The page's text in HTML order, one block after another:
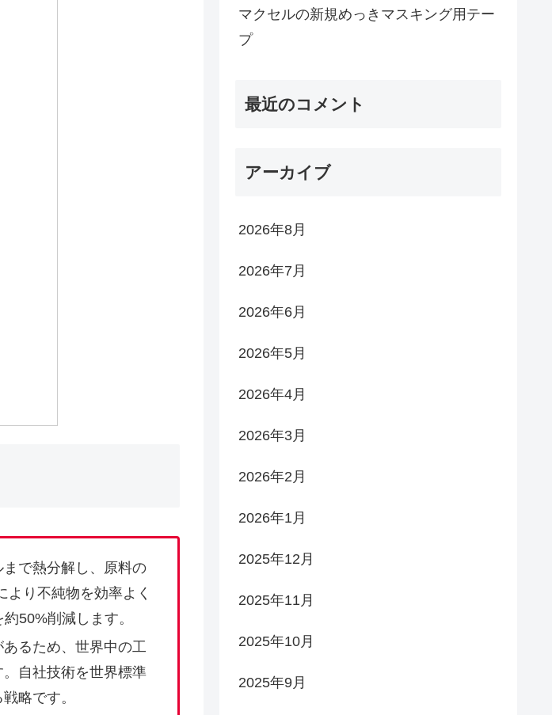
で熱分解し、原料の
り不純物を効率よく
50%削減します。
るため、世界中の工
自社技術を世界標準
略です。
マクセルの新規めっきマスキング用テー
プ
最近のコメント
アーカイブ
2026年8月
2026年7月
2026年6月
2026年5月
2026年4月
2026年3月
2026年2月
2026年1月
2025年12月
2025年11月
2025年10月
2025年9月